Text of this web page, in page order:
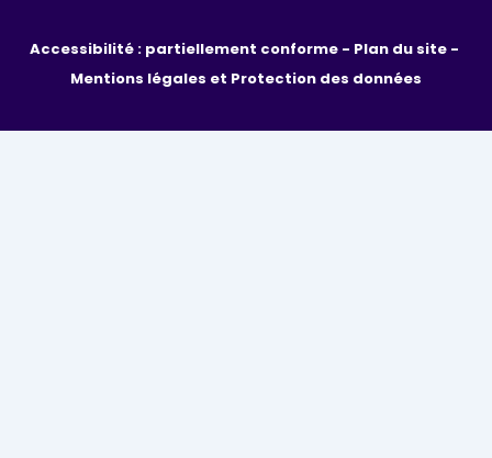
Accessibilité : partiellement conforme -
Mentions légales et Protection des données